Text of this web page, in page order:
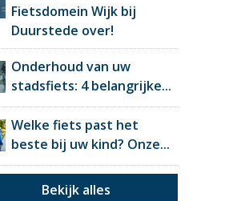
Fietsdomein Wijk bij
Duurstede over!
Onderhoud van uw
stadsfiets: 4 belangrijke...
Welke fiets past het
beste bij uw kind? Onze...
Bekijk alles